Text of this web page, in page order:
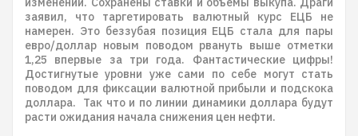
заявил, что таргетировать валютный курс ЕЦБ не
намерен. Это беззубая позиция ЕЦБ стала для пары
евро/доллар новым поводом рвануть выше отметки
1,25 впервые за три года. Фантастические цифры!
Достигнутые уровни уже сами по себе могут стать
поводом для фиксации валютной прибыли и подскока
доллара. Так что и по линии динамики доллара будут
расти ожидания начала снижения цен нефти.